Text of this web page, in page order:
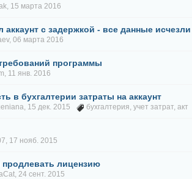
, 15 марта 2016
аккаунт с задержкой - все данные исчезли
, 06 марта 2016
программы
, 11 янв. 2016
в бухгалтерии затраты на аккаунт
, 15 дек. 2015 бухгалтерия, учет затрат, акт
, 17 нояб. 2015
лицензию
, 24 сент. 2015